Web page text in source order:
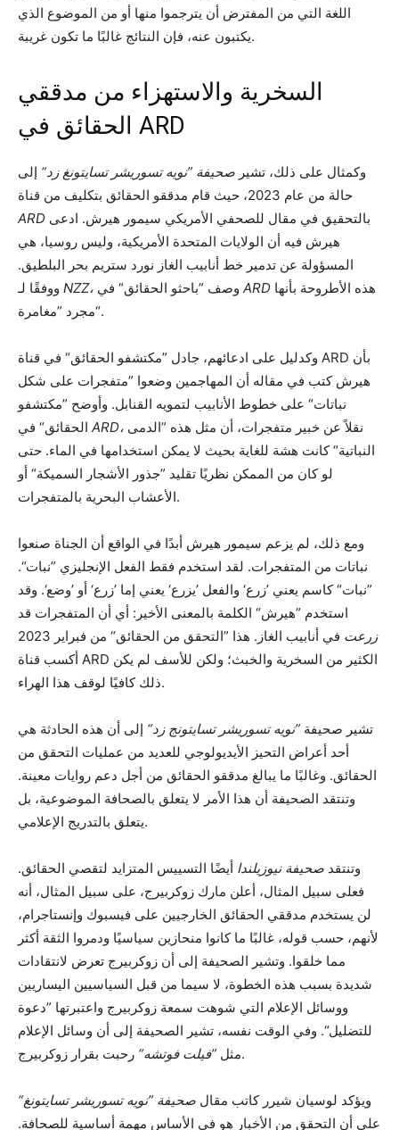
اللغة التي من المفترض أن يترجموا منها أو من الموضوع الذي
يكتبون عنه، فإن النتائج غالبًا ما تكون غريبة.
السخرية والاستهزاء من مدققي
الحقائق في ARD
وكمثال على ذلك، تشير صحيفة ”نويه تسوريشر تسايتونغ زد“ إلى
حالة من عام 2023، حيث قام مدققو الحقائق بتكليف من قناة
ARD بالتحقيق في مقال للصحفي الأمريكي سيمور هيرش. ادعى
هيرش فيه أن الولايات المتحدة الأمريكية، وليس روسيا، هي
المسؤولة عن تدمير خط أنابيب الغاز نورد ستريم بحر البلطيق.
NZZ، ARD
مجرد ”مغامرة“.
وكدليل على ادعائهم، جادل ”مكتشفو الحقائق“ في قناة ARD بأن
هيرش كتب في مقاله أن المهاجمين وضعوا ”متفجرات على شكل
نباتات“ على خطوط الأنابيب لتمويه القنابل. وأوضح ”مكتشفو
ARD،
النباتية“ كانت هشة للغاية بحيث لا يمكن استخدامها في الماء. حتى
لو كان من الممكن نظريًا تقليد ”جذور الأشجار السميكة“ أو
الأعشاب البحرية بالمتفجرات.
ومع ذلك، لم يزعم سيمور هيرش أبدًا في الواقع أن الجناة صنعوا
نباتات من المتفجرات. لقد استخدم فقط الفعل الإنجليزي ”نبات“.
”نبات“ كاسم يعني ’زرع‘ والفعل ’يزرع‘ يعني إما ’زرع‘ أو ’وضع‘. وقد
استخدم ”هيرش“ الكلمة بالمعنى الأخير: أي أن المتفجرات قد
زرعت
في أنابيب الغاز. هذا ”التحقق من الحقائق“ من فبراير 2023
أكسب قناة ARD الكثير من السخرية والخبث؛ ولكن للأسف لم يكن
ذلك كافيًا لوقف هذا الهراء.
تشير صحيفة ”نويه تسوريشر تسايتونج زد“ إلى أن هذه الحادثة هي
أحد أعراض التحيز الأيديولوجي للعديد من عمليات التحقق من
الحقائق. وغالبًا ما يبالغ مدققو الحقائق من أجل دعم روايات معينة.
وتنتقد الصحيفة أن هذا الأمر لا يتعلق بالصحافة الموضوعية، بل
يتعلق بالتدريج الإعلامي.
وتنتقد صحيفة نيوزيلندا أيضًا التسييس المتزايد لتقصي الحقائق.
فعلى سبيل المثال، أعلن مارك زوكربيرج، على سبيل المثال، أنه
لن يستخدم مدققي الحقائق الخارجيين على فيسبوك وإنستاجرام،
لأنهم، حسب قوله، غالبًا ما كانوا منحازين سياسيًا ودمروا الثقة أكثر
مما خلقوا. وتشير الصحيفة إلى أن زوكربيرج تعرض لانتقادات
شديدة بسبب هذه الخطوة، لا سيما من قبل السياسيين اليساريين
ووسائل الإعلام التي شوهت سمعة زوكربيرج واعتبرتها ”دعوة
للتضليل“. وفي الوقت نفسه، تشير الصحيفة إلى أن وسائل الإعلام
مثل ”فيلت فوتشه“ رحبت بقرار زوكربيرج.
ويؤكد لوسيان شيرر كاتب مقال صحيفة ”نويه تسوريشر تسايتونغ“
على أن التحقق من الأخبار هو في الأساس مهمة أساسية للصحافة.